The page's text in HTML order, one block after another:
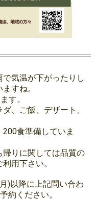
気温が下がったりし
すね。
す。
、ご飯、デザート、
食準備していま
りに関しては品質の
用下さい。
)以降に上記問い合わ
約ください。